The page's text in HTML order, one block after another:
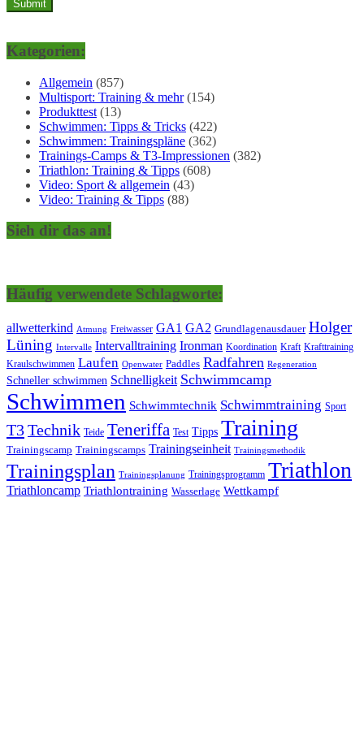
Kategorien:
Allgemein (857)
Multisport: Training & mehr(154)
Produkttest (13)
Schwimmen: Tipps & Tricks (422)
Schwimmen: Trainingspläne (362)
Trainings-Camps & T3-Impressionen (382)
Triathlon: Training & Tipps (608)
Video: Sport & allgemein (43)
Video: Training & Tipps (88)
Sieh dir das an!
Häufig verwendete Schlagworte:
allwetterkind Atmung Freiwasser GA1 GA2 Grundlagenausdauer Holger
Lüning Intervalle Intervalltraining Ironman Koordination Kraft Krafttraining
Kraulschwimmen Laufen Openwater Paddles Radfahren Regeneration
Schneller schwimmen Schnelligkeit Schwimmcamp
Schwimmen Schwimmtechnik Schwimmtraining Sport
T3Technik Teide Teneriffa Test Tipps Training
Trainingscamp Trainingscamps Trainingseinheit Trainingsmethodik
Trainingsplan Trainingsplanung Trainingsprogramm Triathlon
Triathloncamp Triathlontraining Wasserlage Wettkampf